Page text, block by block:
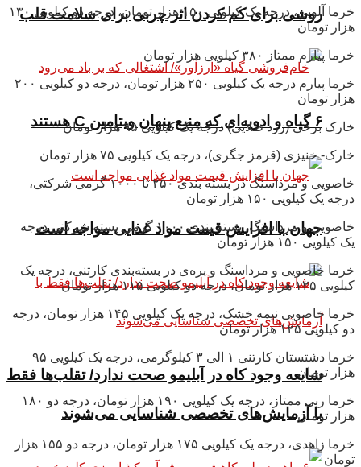
روشی برای کم کردن اثر چربی برای سلامت قلب
۶ گیاه و ادویه‌ای که منبع پنهان ویتامین C هستند
جهان با افزایش قیمت مواد غذایی مواجه است
شایعه وجود کاه در آبلیمو صحت ندارد/ تقلب‌ها فقط
با آزمایش‌های تخصصی شناسایی می‌شوند
خرما آلویی، درجه یک کیلویی ۱۵۰ هزار تومان، درجه دو کیلویی ۱۳۰
هزار تومان
خرما پیارم ممتاز ۳۸۰ کیلویی هزار تومان
خرما پیارم درجه یک کیلویی ۲۵۰ هزار تومان، درجه دو کیلویی ۲۰۰
هزار تومان
خارک برخی (زرد طلایی) درجه یک کیلویی ۹۵ هزار تومان
خارک- خنیزی (قرمز جگری)، درجه یک کیلویی ۷۵ هزار تومان
خاصویی و مرداسنگ در بسته بندی ۲۵۰ تا ۱۰۰۰ گرمی شرکتی،
درجه یک کیلویی ۱۵۰ هزار تومان
خاصویی و مرداسنگ، بسته بندی ۱۰۰۰ گرمی بسته شرکتی درجه
یک کیلویی ۱۵۰ هزار تومان
خرما خاصویی و مرداسنگ و بره‌ی در بسته‌بندی کارتنی، درجه یک
کیلویی ۱۲۵ هزار تومان، درجه دو کیلویی ۱۱۵ هزار تومان
خرما خاصویی نیمه خشک، درجه یک کیلویی ۱۴۵ هزار تومان، درجه
دو کیلویی ۱۲۵ هزار تومان
خرما دشتستان کارتنی ۱ الی ۳ کیلوگرمی، درجه یک کیلویی ۹۵
هزار تومان
خرما ربی ممتاز، درجه یک کیلویی ۱۹۰ هزار تومان، درجه دو ۱۸۰
هزار تومان
خرما زاهدی، درجه یک کیلویی ۱۷۵ هزار تومان، درجه دو ۱۵۵ هزار
تومان